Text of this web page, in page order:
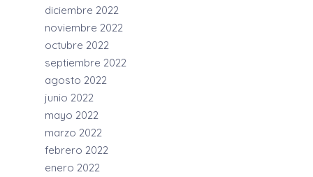
diciembre 2022
noviembre 2022
octubre 2022
septiembre 2022
agosto 2022
junio 2022
mayo 2022
marzo 2022
febrero 2022
enero 2022